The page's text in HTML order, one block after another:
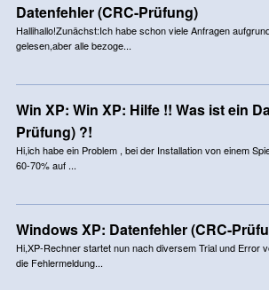
Datenfehler (CRC-Prüfung)
Hallihallo!Zunächst:Ich habe schon viele Anfragen
gelesen,aber alle bezoge...
Win XP: Win XP: Hilfe !! Was ist ein
Prüfung) ?!
Hi,ich habe ein Problem , bei der Installation von einem
60-70% auf ...
Windows XP: Datenfehler (CRC-
Hi,XP-Rechner startet nun nach diversem Trial und Error
die Fehlermeldung...